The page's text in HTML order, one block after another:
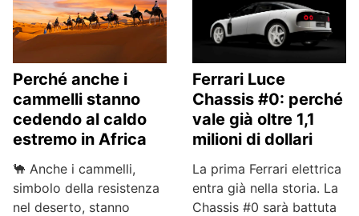
Perché anche i
cammelli stanno
cedendo al caldo
estremo in Africa
🐪 Anche i cammelli,
simbolo della resistenza
nel deserto, stanno
Ferrari Luce
Chassis #0: perché
vale già oltre 1,1
milioni di dollari
La prima Ferrari elettrica
entra già nella storia. La
Chassis #0 sarà battuta